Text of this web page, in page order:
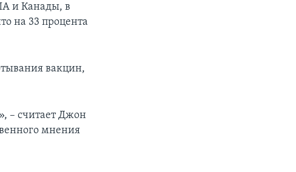
и Канады, в
на 33 процента
вакцин,
– считает Джон
мнения